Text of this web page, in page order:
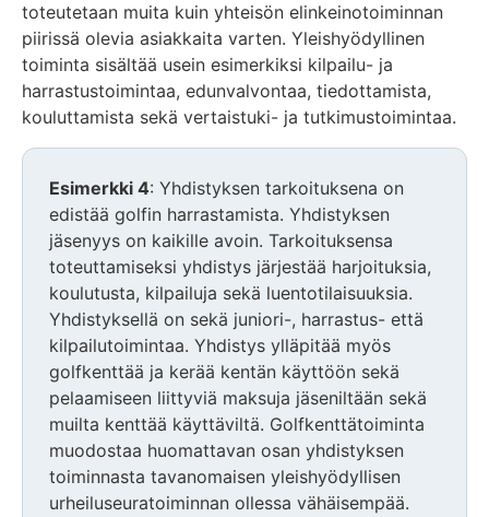
toteutetaan muita kuin yhteisön elinkeinotoiminnan
piirissä olevia asiakkaita varten. Yleishyödyllinen
toiminta sisältää usein esimerkiksi kilpailu- ja
harrastustoimintaa, edunvalvontaa, tiedottamista,
kouluttamista sekä vertaistuki- ja tutkimustoimintaa.
Esimerkki 4: Yhdistyksen tarkoituksena on
edistää golfin harrastamista. Yhdistyksen
jäsenyys on kaikille avoin. Tarkoituksensa
toteuttamiseksi yhdistys järjestää harjoituksia,
koulutusta, kilpailuja sekä luentotilaisuuksia.
Yhdistyksellä on sekä juniori-, harrastus- että
kilpailutoimintaa. Yhdistys ylläpitää myös
golfkenttää ja kerää kentän käyttöön sekä
pelaamiseen liittyviä maksuja jäseniltään sekä
muilta kenttää käyttäviltä. Golfkenttätoiminta
muodostaa huomattavan osan yhdistyksen
toiminnasta tavanomaisen yleishyödyllisen
urheiluseuratoiminnan ollessa vähäisempää.